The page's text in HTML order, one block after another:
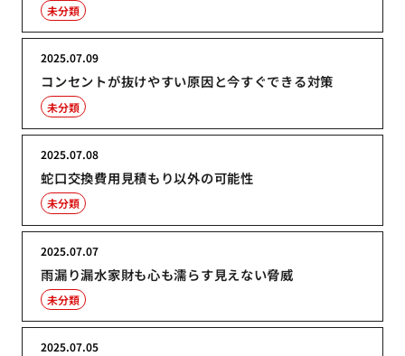
未分類
コンセントが抜けやすい原因と今すぐできる対策
2025.07.09
未分類
蛇口交換費用見積もり以外の可能性
2025.07.08
未分類
雨漏り漏水家財も心も濡らす見えない脅威
2025.07.07
未分類
2025.07.05